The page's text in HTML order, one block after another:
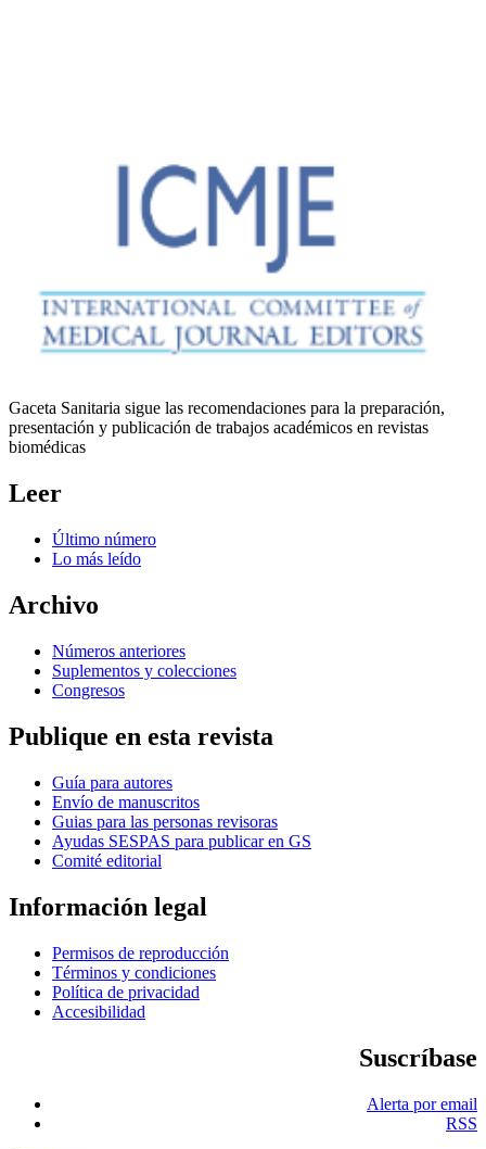
Gaceta Sanitaria sigue las recomendaciones para la preparación,
presentación y publicación de trabajos académicos en revistas
biomédicas
Leer
Último número
Lo más leído
Archivo
Números anteriores
Suplementos y colecciones
Congresos
Publique en esta revista
Guía para autores
Envío de manuscritos
Guias para las personas revisoras
Ayudas SESPAS para publicar en GS
Comité editorial
Información legal
Permisos de reproducción
Términos y condiciones
Política de privacidad
Accesibilidad
Suscríbase
Alerta por email
RSS